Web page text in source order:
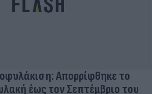
Απορρίφθηκε το
έως τον Σεπτέμβριο του